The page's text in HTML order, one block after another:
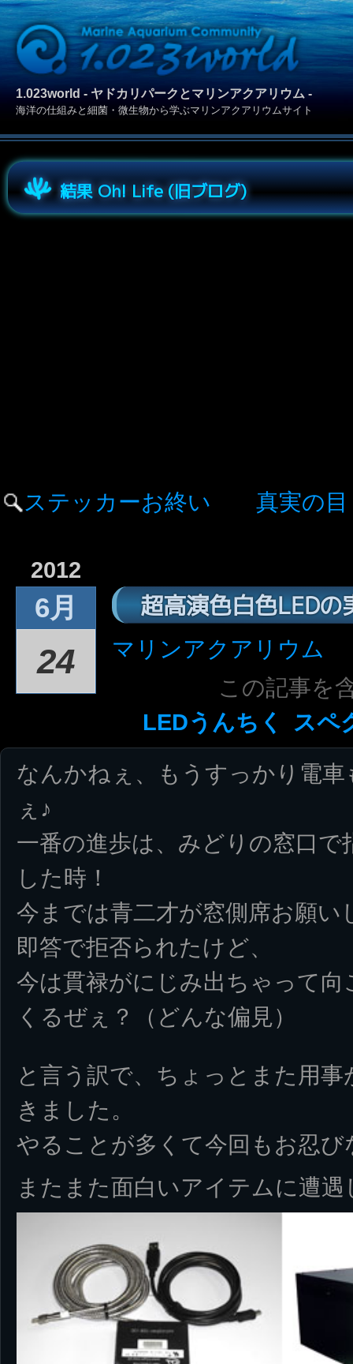
1.023world - ヤドカリパークとマリンアクアリウム -
海洋の仕組みと細菌・微生物から学ぶマリンアクアリウムサイト
結果 Oh! Life (旧ブログ)
ステッカーお終い 真実の
2012
6月
24
超高演色白色LEDの
マリンアクアリウム
この記事を
LEDうんちく
スペ
なんかねぇ、もうすっかり電
ぇ♪
一番の進歩は、みどりの窓口で
した時！
今までは青二才が窓側席お願
即答で拒否られたけど、
今は貫禄がにじみ出ちゃって
くるぜぇ？（どんな偏見）
と言う訳で、ちょっとまた用
きました。
やることが多くて今回もお忍
またまた面白いアイテムに遭